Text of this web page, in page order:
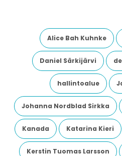
Alice Bah Kuhnke
Daniel Särkijärvi
hallintoalue
Johanna Nordblad Sirkka
Kanada Katarina Kieri
Kerstin Tuomas Larsson